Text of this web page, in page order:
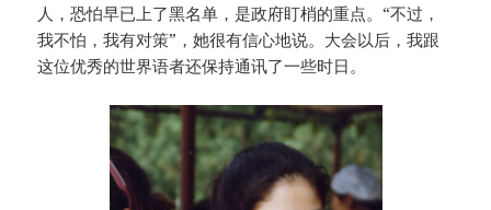
人，恐怕早已上了黑名单，是政府盯梢的重点。“不过，
我不怕，我有对策”，她很有信心地说。大会以后，我跟
这位优秀的世界语者还保持通讯了一些时日。